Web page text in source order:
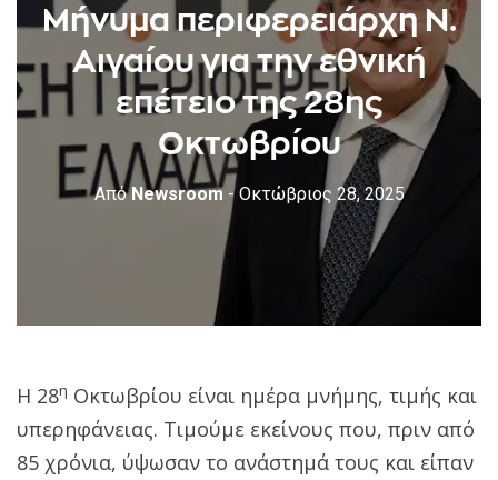
Μήνυμα περιφερειάρχη Ν.
Αιγαίου για την εθνική
επέτειο της 28ης
Οκτωβρίου
ΑπόNewsroom - Οκτώβριος 28, 2025
Η 28η Οκτωβρίου είναι ημέρα μνήμης, τιμής και
υπερηφάνειας. Τιμούμε εκείνους που, πριν από
85 χρόνια, ύψωσαν το ανάστημά τους και είπαν